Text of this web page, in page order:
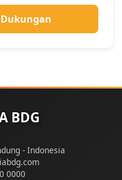
BDG
- Indonesia
0000